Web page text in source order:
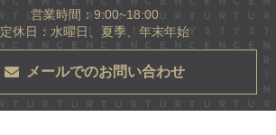
営業時間：9:00~18:00
定休日：水曜日、夏季、年末年始
メールでのお問い合わせ